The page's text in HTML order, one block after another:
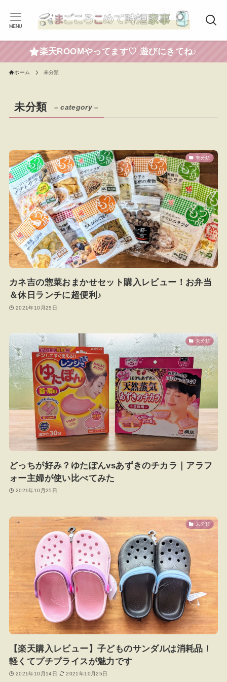
MENU
楽天ROOMやってます♡ 遊びにきてね♪
ホーム 未分類
未分類 – category –
未分類
カネ吉の惣菜おまかせセット購入レビュー！お弁当
＆休日ランチに超便利♪
2021年10月25日
未分類
どっちが好み？ゆたぽんvsあずきのチカラ｜アラフ
ォー主婦が使い比べてみた
2021年10月25日
未分類
【楽天購入レビュー】子どものサンダルは消耗品！
軽くてプチプライスが魅力です
2021年10月14日 2021年10月25日